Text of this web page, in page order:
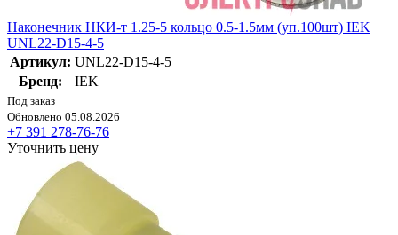
Наконечник НКИ-т 1.25-5 кольцо 0.5-1.5мм (уп.100шт) IEK
UNL22-D15-4-5
Артикул: UNL22-D15-4-5
Бренд:
IEK
Под заказ
Обновлено 05.08.2026
+7 391 278-76-76
Уточнить цену